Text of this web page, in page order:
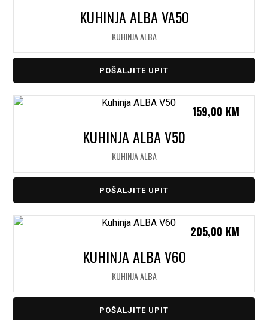
KUHINJA ALBA VA50
KUHINJA ALBA
POŠALJITE UPIT
KUHINJA ALBA V50
KUHINJA ALBA
159,00 KM
POŠALJITE UPIT
KUHINJA ALBA V60
KUHINJA ALBA
205,00 KM
POŠALJITE UPIT